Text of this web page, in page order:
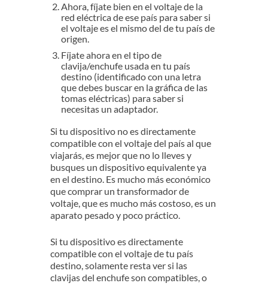
Ahora, fíjate bien en el voltaje de la
red eléctrica de ese país para saber si
el voltaje es el mismo del de tu país de
origen.
Fíjate ahora en el tipo de
clavija/enchufe usada en tu país
destino (identificado con una letra
que debes buscar en la gráfica de las
tomas eléctricas) para saber si
necesitas un adaptador.
Si tu dispositivo no es directamente
compatible con el voltaje del país al que
viajarás, es mejor que no lo lleves y
busques un dispositivo equivalente ya
en el destino. Es mucho más económico
que comprar un transformador de
voltaje, que es mucho más costoso, es un
aparato pesado y poco práctico.
Si tu dispositivo es directamente
compatible con el voltaje de tu país
destino, solamente resta ver si las
clavijas del enchufe son compatibles, o